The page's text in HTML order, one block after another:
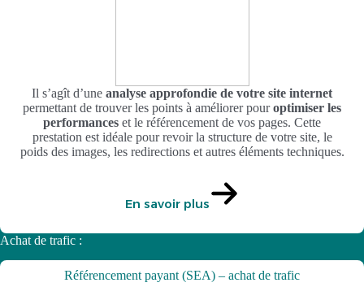
Il s’agît d’une analyse approfondie de votre site internet
permettant de trouver les points à améliorer pouroptimiser les
performances et le référencement de vos pages. Cette
prestation est idéale pour revoir la structure de votre site, le
poids des images, les redirections et autres éléments techniques.
En savoir plus
Achat de trafic :
Référencement payant (SEA) – achat de trafic